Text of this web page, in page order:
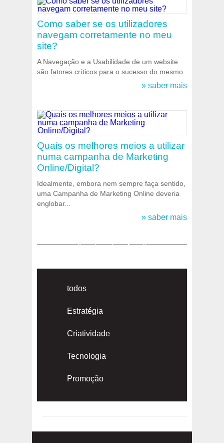
Como saber se os utilizadores
navegam corretamente no meu
site?
A Navegação e a Usabilidade de um website
são fatores críticos para o sucesso do mesmo.
» saber mais
Quais os melhores meios a utilizar
numa campanha de Marketing
Online/Digital?
Idealmente, embora nem sempre faça sentido,
uma Campanha de Marketing Online deveria
englobar...
» saber mais
« 1 2 3 »
todos
Estratégia
Criatividade
Tecnologia
Promoção